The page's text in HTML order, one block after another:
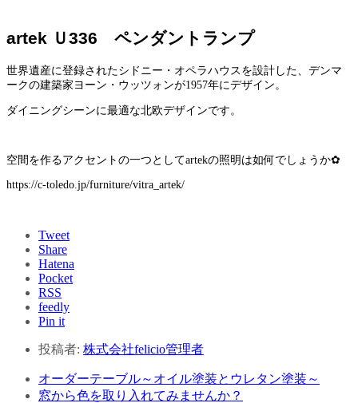
artek Ｕ336 ペンダントランプ
世界遺産に登録されたシドニー・オペラハウスを設計した、デンマ
ークの建築家ヨーン・ウッツォンが1957年にデザイン。
ダイニングシーンに最適な北欧デザインです。
空間を作るアクセントの一つとしてartekの照明は如何でしょうか✿
https://c-toledo.jp/furniture/vitra_artek/
Tweet
Share
Hatena
Pocket
RSS
feedly
Pin it
投稿者: 株式会社felicio管理者
オーダーテーブル～オイル塗装とウレタン塗装～
窓から色を取り入れてみませんか？